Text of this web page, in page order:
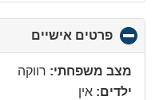
פרטים אישיים
to
מצב משפחתי: רווקה
ילדים: אין